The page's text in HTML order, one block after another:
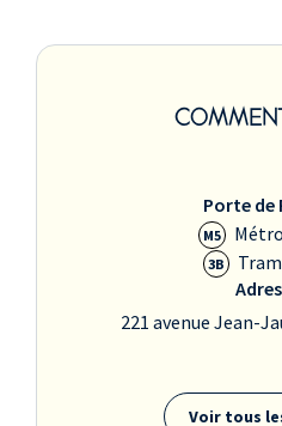
Porte de
M5
3B
221 avenue Jean-
Voir tous